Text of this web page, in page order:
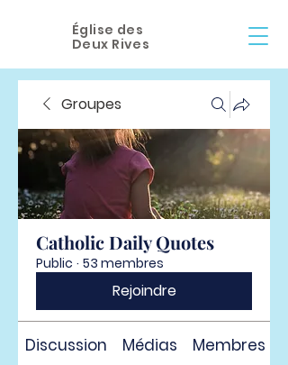
Église des
Deux Rives
Groupes
Catholic Daily Quotes
Public · 53 membres
Rejoindre
Discussion Médias Membres